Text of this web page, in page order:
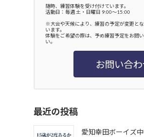
随時、練習体験を受け付けています。
活動日：毎週 土・日曜日 9:00〜15:00
※大会や天候により、練習の予定が変更と
います。
体験をご希望の際は、予め練習予定をお問
い。
お問い合
最近の投稿
愛知幸田ボーイズ